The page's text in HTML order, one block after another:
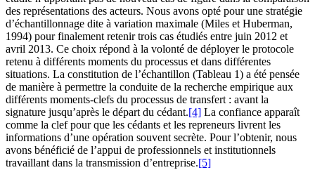
des représentations des acteurs. Nous avons opté pour une stratégie
d’échantillonnage dite à variation maximale (Miles et Huberman,
1994) pour finalement retenir trois cas étudiés entre juin 2012 et
avril 2013. Ce choix répond à la volonté de déployer le protocole
retenu à différents moments du processus et dans différentes
situations. La constitution de l’échantillon (Tableau 1) a été pensée
de manière à permettre la conduite de la recherche empirique aux
différents moments-clefs du processus de transfert : avant la
signature jusqu’après le départ du cédant.[4] La confiance apparaît
comme la clef pour que les cédants et les repreneurs livrent les
informations d’une opération souvent secrète. Pour l’obtenir, nous
avons bénéficié de l’appui de professionnels et institutionnels
travaillant dans la transmission d’entreprise.[5]